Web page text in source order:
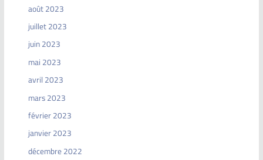
août 2023
juillet 2023
juin 2023
mai 2023
avril 2023
mars 2023
février 2023
janvier 2023
décembre 2022